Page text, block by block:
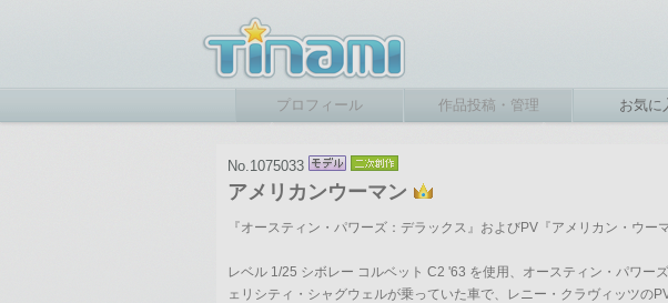
プロフィール 作品投稿・管理 お気に
No.1075033
アメリカンウーマン
『オースティン・パワーズ：デラックス』およびPV『アメリカン・ウー
レベル 1/25 シボレー コルベット C2 '63 を使用、オースティン・パワー
ェリシティ・シャグウェルが乗っていた車で、レニー・クラヴィッツの